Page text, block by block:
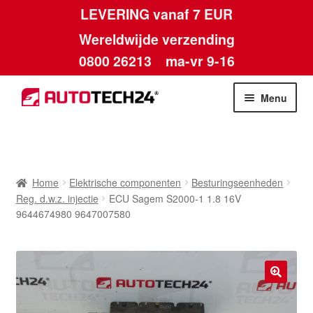
LEVERING vanaf 7 EUR
Wereldwijde verzending
0800 26213 ma-vr 9-16
Skip
to
Skip
to
Menu
Algemene voorwaarden
Betalingen
Contact
Home Elektrische componenten
Besturingseenheden
Reg. d.w.z. injectie
ECU Sagem S2000-1 1.8 16V
9644674980 9647007580
🔍